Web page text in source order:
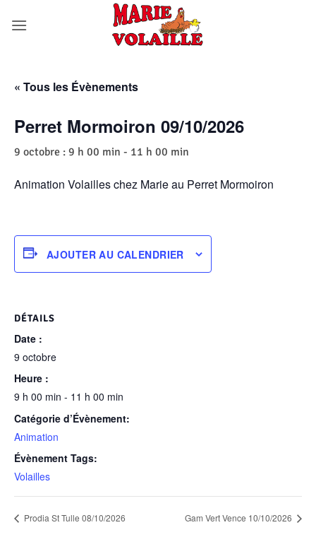
« Tous les Évènements
Perret Mormoiron 09/10/2026
9 octobre : 9 h 00 min - 11 h 00 min
Animation Volailles chez Marie au Perret Mormoiron
AJOUTER AU CALENDRIER
DÉTAILS
Date :
9 octobre
Heure :
9 h 00 min - 11 h 00 min
Catégorie d’Évènement:
Animation
Évènement Tags:
Volailles
Prodia St Tulle 08/10/2026 Gam Vert Vence 10/10/2026